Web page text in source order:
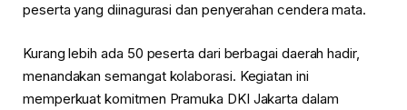
peserta yang diinagurasi dan penyerahan cendera mata.
Kurang lebih ada 50 peserta dari berbagai daerah hadir,
menandakan semangat kolaborasi. Kegiatan ini
memperkuat komitmen Pramuka DKI Jakarta dalam